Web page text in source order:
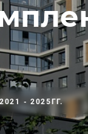
2021 - 2025ГГ.